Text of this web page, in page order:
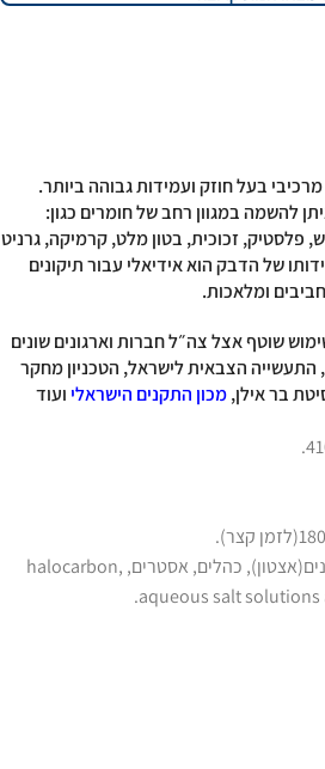
בעל חוזק ועמידות גבוהה ביותר.
להשמה במגוון רחב של חומרים כגון:
פלסטיק, זכוכית, בטון מלט, קרמיקה, גרניט
של הדבק הוא אידיאלי עבור תיקונים
ומלאכות.
שוטף אצלצה״לחברות וארגונים שונים
, התעשייה הצבאית לישראל, הטכניון מחקר
בר אילן,מכון התקנים הישראלי ועוד
✔ עמיד בפני: פחמימנים, קטונים(אצטון), כהלים, אסטרים, halocarbon,
aqueous salt solutions